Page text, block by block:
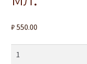
Оформление заказа
Личный кабинет
О нас
₽ 550.00